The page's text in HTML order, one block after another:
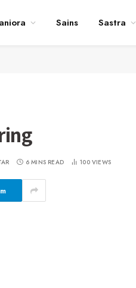
Sains Sastra
6 MINS READ 100VIEWS